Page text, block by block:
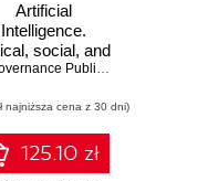
Artificial
Intelligence.
social, and
impacts
the future
IT Governance Publishing
najniższa cena z 30 dni)
125.10 zł